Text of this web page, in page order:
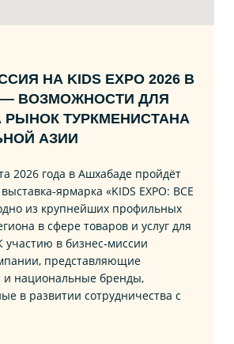
НА KIDS EXPO 2026 В
ВОЗМОЖНОСТИ ДЛЯ
ТУРКМЕНИСТАНА
АЗИИ
2026 года в Ашхабаде пройдёт
«KIDS EXPO: ВСЕ
из крупнейших профильных
в сфере товаров и услуг для
участию в бизнес‑миссии
представляющие
национальные бренды,
в развитии сотрудничества с